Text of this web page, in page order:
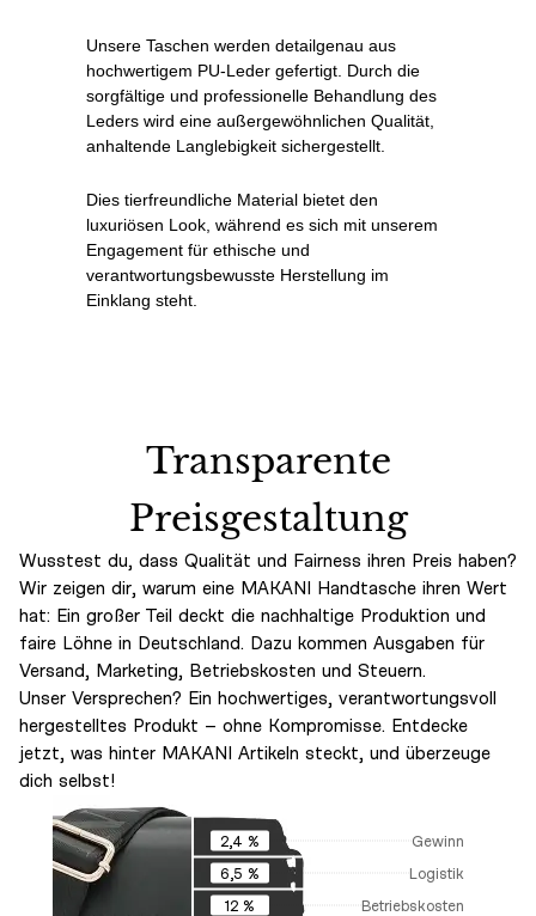
Unsere Taschen werden detailgenau aus
hochwertigem PU-Leder gefertigt. Durch die
sorgfältige und professionelle Behandlung des
Leders wird eine außergewöhnlichen Qualität,
anhaltende Langlebigkeit sichergestellt.
Dies tierfreundliche Material bietet den
luxuriösen Look, während es sich mit unserem
Engagement für ethische und
verantwortungsbewusste Herstellung im
Einklang steht.
Transparente
Preisgestaltung
Wusstest du, dass Qualität und Fairness ihren Preis haben?
Wir zeigen dir, warum eine MAKANI Handtasche ihren Wert
hat: Ein großer Teil deckt die nachhaltige Produktion und
faire Löhne in Deutschland. Dazu kommen Ausgaben für
Versand, Marketing, Betriebskosten und Steuern.
Unser Versprechen? Ein hochwertiges, verantwortungsvoll
hergestelltes Produkt – ohne Kompromisse. Entdecke
jetzt, was hinter MAKANI Artikeln steckt, und überzeuge
dich selbst!
2,4 %
Gewinn
6,5 %
Logistik
12 %
Betriebskosten